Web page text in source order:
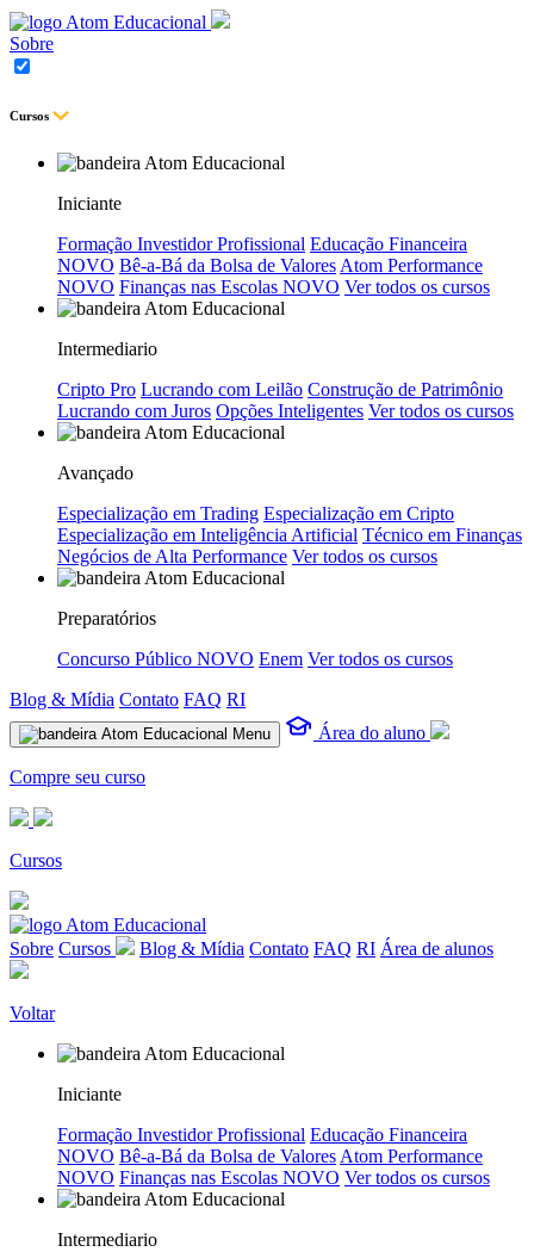
Sobre
Cursos
Iniciante
Formação Investidor Profissional Educação Financeira
NOVO Bê-a-Bá da Bolsa de Valores Atom Performance
NOVO Finanças nas Escolas NOVO Ver todos os cursos
Intermediario
Cripto Pro Lucrando com Leilão Construção de Patrimônio
Lucrando com Juros Opções Inteligentes Ver todos os cursos
Avançado
Especialização em Trading Especialização em Cripto
Especialização em Inteligência Artificial Técnico em Finanças
Negócios de Alta Performance Ver todos os cursos
Preparatórios
Concurso Público NOVO Enem Ver todos os cursos
Blog & Mídia Contato FAQ RI
Menu Área do aluno
Compre seu curso
Cursos
Sobre Cursos Blog & Mídia Contato FAQ RI Área de alunos
Voltar
Iniciante
Formação Investidor Profissional Educação Financeira
NOVO Bê-a-Bá da Bolsa de Valores Atom Performance
NOVO Finanças nas Escolas NOVO Ver todos os cursos
Intermediario